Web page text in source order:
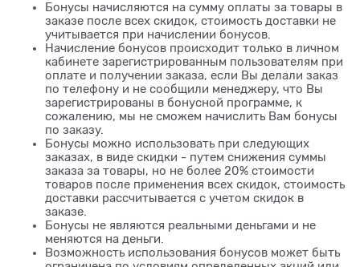
Бонусы начисляются на сумму оплаты за товары в
заказе после всех скидок, стоимость доставки не
учитывается при начислении бонусов.
Начисление бонусов происходит только в личном
кабинете зарегистрированным пользователям при
оплате и получении заказа, если Вы делали заказ
по телефону и не сообщили менеджеру, что Вы
зарегистрированы в бонусной программе, к
сожалению, мы не сможем начислить Вам бонусы
по заказу.
Бонусы можно использовать при следующих
заказах, в виде скидки - путем снижения суммы
заказа за товары, но не более 20% стоимости
товаров после применения всех скидок, стоимость
доставки рассчитывается с учетом скидок в
заказе.
Бонусы не являются реальными деньгами и не
меняются на деньги.
Возможность использования бонусов может быть